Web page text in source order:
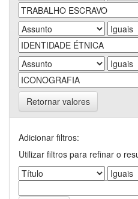
Retornar valores
Adicionar filtros:
Utilizar filtros para refinar o